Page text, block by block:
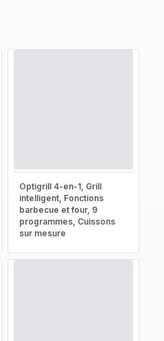
Optigrill 4-en-1, Grill
intelligent, Fonctions
barbecue et four, 9
programmes, Cuissons
sur mesure